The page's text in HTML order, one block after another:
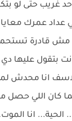
غريب حتى لو
عداد عمرك معايا
قادرة تستحمل
بتقول عليها
انا محدش
اللي حصل
الحية... انا